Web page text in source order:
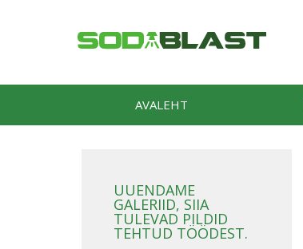
AVALEHT
UUENDAME
GALERIID, SIIA
TULEVAD PILDID
TEHTUD TÖÖDEST.